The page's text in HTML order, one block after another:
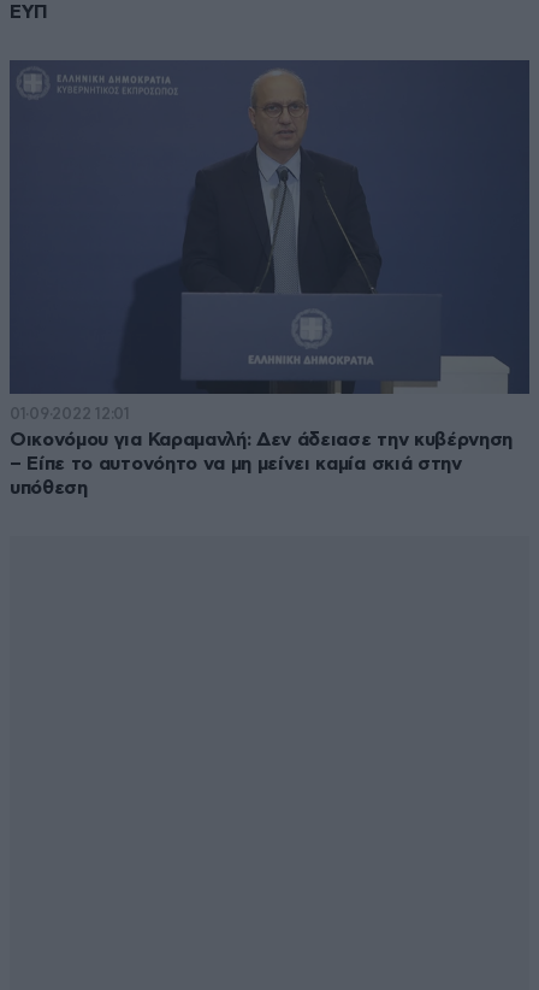
ΕΥΠ
01·09·2022 12:01
Οικονόμου για Καραμανλή: Δεν άδειασε την κυβέρνηση
– Είπε το αυτονόητο να μη μείνει καμία σκιά στην
υπόθεση